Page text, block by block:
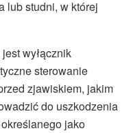
lub studni, w której
wyłącznik
sterowanie
zjawiskiem, jakim
do uszkodzenia
jako